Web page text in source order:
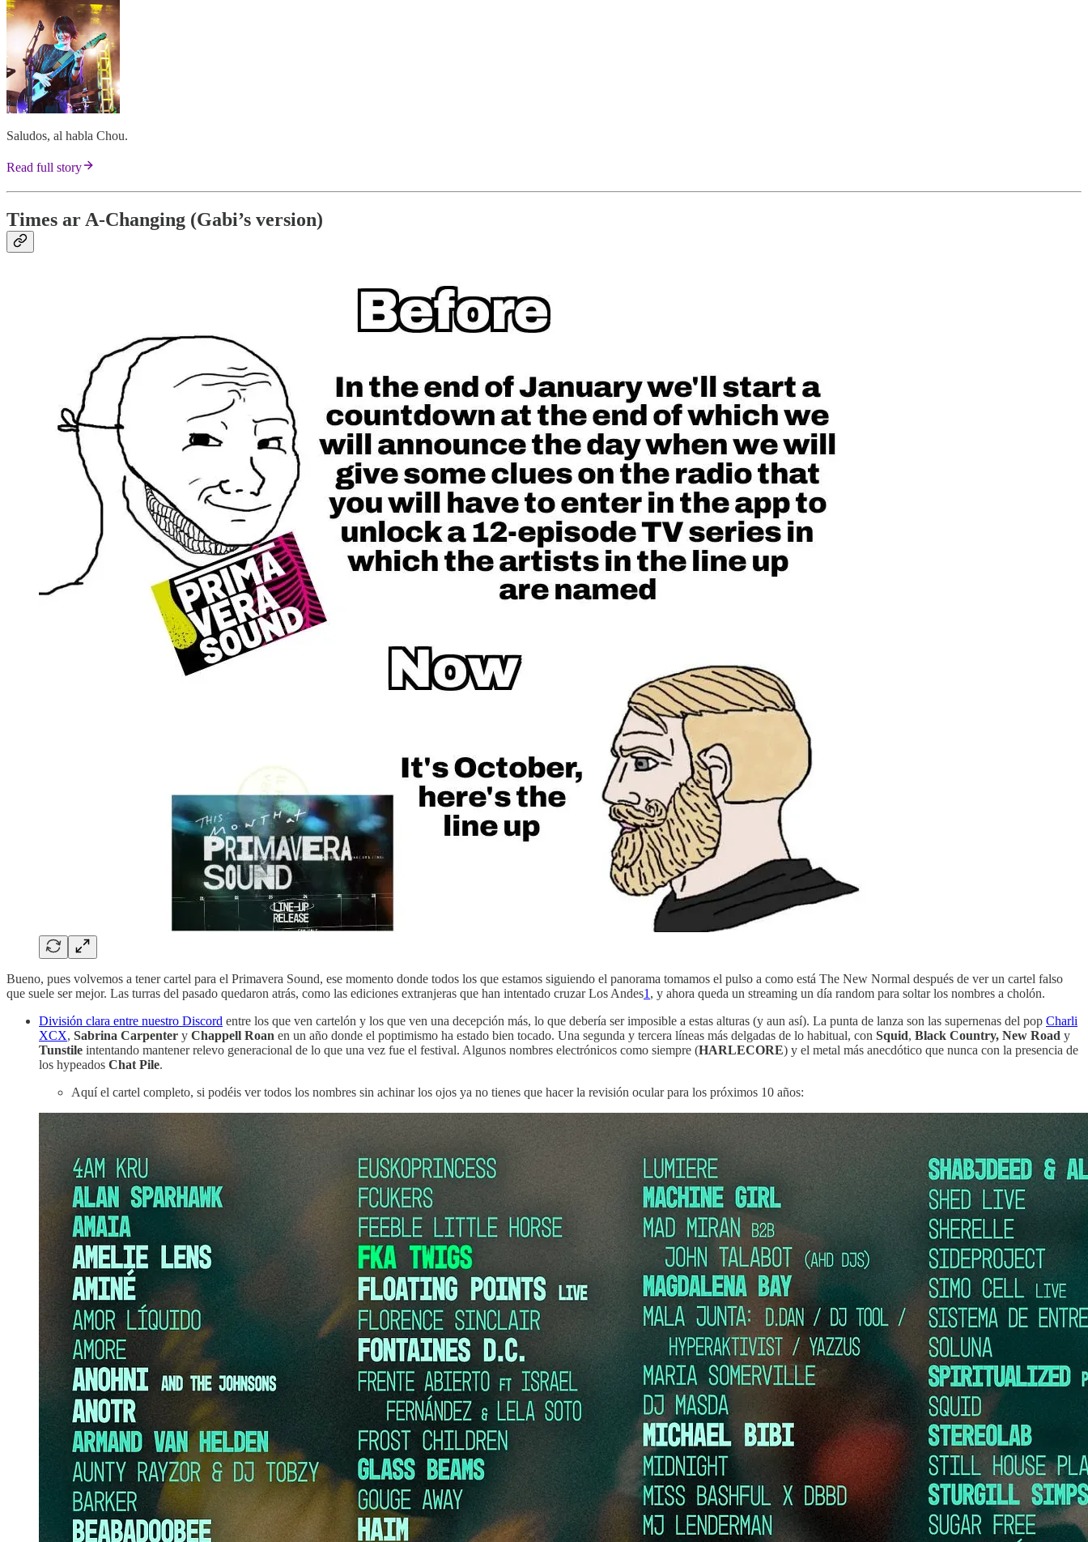
Saludos, al habla Chou.
Read full story
Times ar A-Changing (Gabi’s version)
Bueno, pues volvemos a tener cartel para el Primavera Sound, ese momento donde todos los que estamos siguiendo el panorama tomamos el pulso a como está The New Normal después de ver un cartel falso
que suele ser mejor. Las turras del pasado quedaron atrás, como las ediciones extranjeras que han intentado cruzar Los Andes1 , y ahora queda un streaming un día random para soltar los nombres a cholón.
División clara entre nuestro Discord entre los que ven cartelón y los que ven una decepción más, lo que debería ser imposible a estas alturas (y aun así). La punta de lanza son las supernenas del pop Charli
XCX, Sabrina Carpenter y Chappell Roan en un año donde el poptimismo ha estado bien tocado. Una segunda y tercera líneas más delgadas de lo habitual, con Squid, Black Country, New Road y
Tunstile intentando mantener relevo generacional de lo que una vez fue el festival. Algunos nombres electrónicos como siempre (HARLECORE) y el metal más anecdótico que nunca con la presencia de
los hypeados Chat Pile.
Aquí el cartel completo, si podéis ver todos los nombres sin achinar los ojos ya no tienes que hacer la revisión ocular para los próximos 10 años: